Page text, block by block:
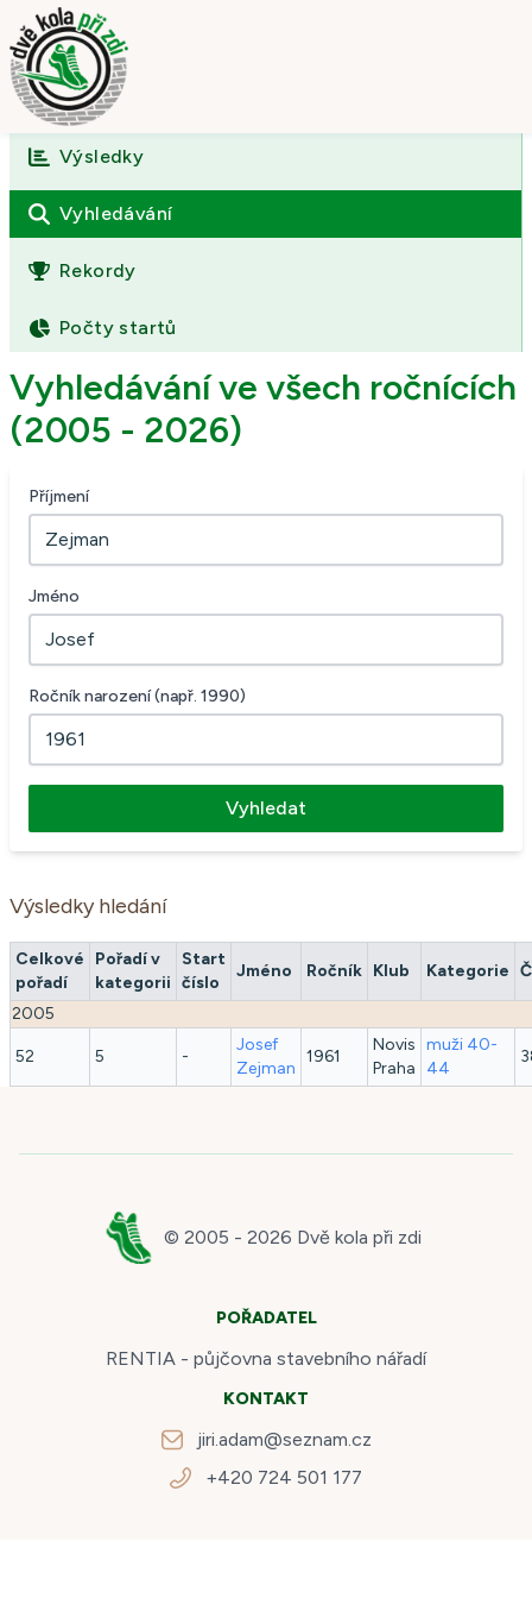
Úvod
O závodě
Výsledky
Fotogalerie
Kontakt
Výsledky
Vyhledávání
Rekordy
Počty startů
Vyhledávání ve všech ročnících
(2005 - 2026)
Příjmení
Jméno
Ročník narození (např. 1990)
Vyhledat
Výsledky hledání
Celkové
pořadí
Pořadí v
kategorii
Start
číslo
Jméno Ročník Klub Kategorie
2005
52 5 -
Josef
Zejman
1961
Novis
Praha
muži 40-
44
© 2005 - 2026 Dvě kola při zdi
POŘADATEL
RENTIA - půjčovna stavebního nářadí
KONTAKT
jiri.adam@seznam.cz
+420 724 501 177